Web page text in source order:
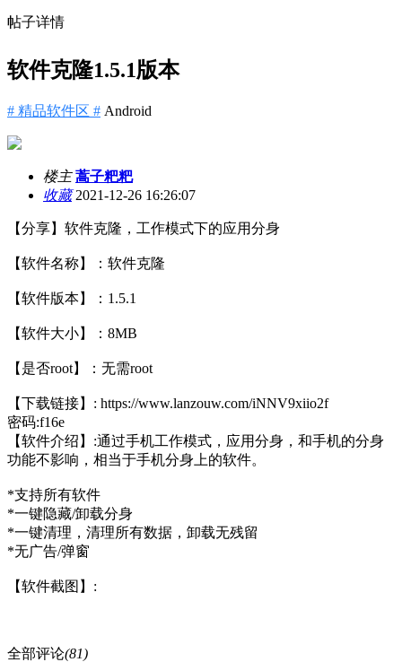
帖子详情
软件克隆1.5.1版本
# 精品软件区 # Android
楼主 蒿子粑粑
收藏2021-12-26 16:26:07
【分享】软件克隆，工作模式下的应用分身
【软件名称】：软件克隆
【软件版本】：1.5.1
【软件大小】：8MB
【是否root】：无需root
【下载链接】: https://www.lanzouw.com/iNNV9xiio2f
密码:f16e
【软件介绍】:通过手机工作模式，应用分身，和手机的分身
功能不影响，相当于手机分身上的软件。
*支持所有软件
*一键隐藏/卸载分身
*一键清理，清理所有数据，卸载无残留
*无广告/弹窗
【软件截图】:
全部评论(81)